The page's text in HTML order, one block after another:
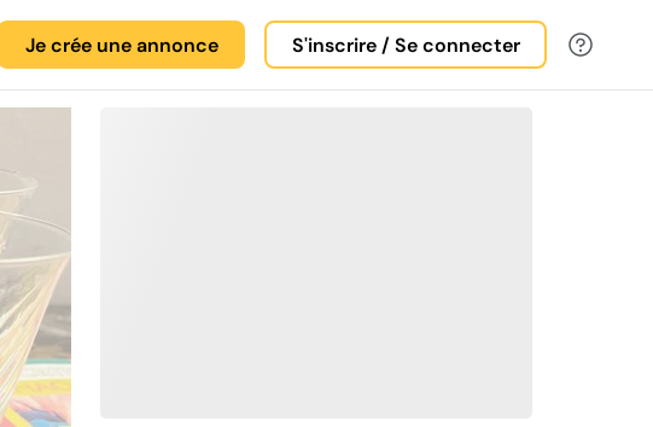
Je crée une annonce S'inscrire / Se connecter